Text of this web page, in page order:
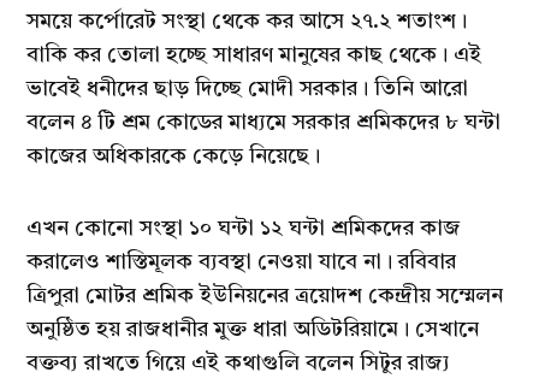
সময়ে কর্পোরেট সংস্থা থেকে কর আসে ২৭.২ শতাংশ।
বাকি কর তোলা হচ্ছে সাধারণ মানুষের কাছ থেকে। এই
ভাবেই ধনীদের ছাড় দিচ্ছে মোদী সরকার। তিনি আরো
বলেন ৪ টি শ্রম কোডের মাধ্যমে সরকার শ্রমিকদের ৮ ঘন্টা
কাজের অধিকারকে কেড়ে নিয়েছে।
এখন কোনো সংস্থা ১০ ঘন্টা ১২ ঘন্টা শ্রমিকদের কাজ
করালেও শাস্তিমূলক ব্যবস্থা নেওয়া যাবে না। রবিবার
ত্রিপুরা মোটর শ্রমিক ইউনিয়নের ত্রয়োদশ কেন্দ্রীয় সম্মেলন
অনুষ্ঠিত হয় রাজধানীর মুক্ত ধারা অডিটরিয়ামে। সেখানে
বক্তব্য রাখতে গিয়ে এই কথাগুলি বলেন সিটুর রাজ্য